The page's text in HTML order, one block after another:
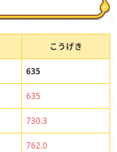
こうげき
635
635
730.3
762.0